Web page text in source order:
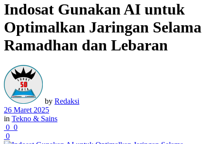
Indosat Gunakan AI untuk
Optimalkan Jaringan Selama
Ramadhan dan Lebaran
by Redaksi
26 Maret 2025
in Tekno & Sains
0 0
0